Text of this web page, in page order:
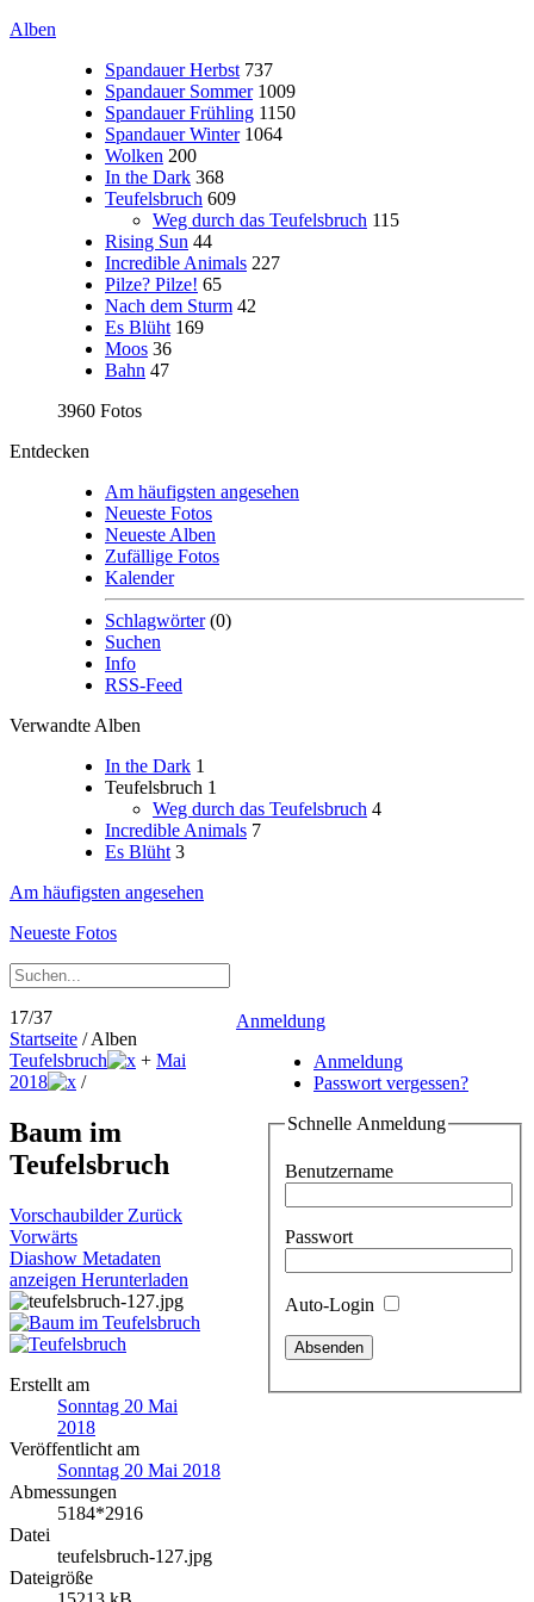
Alben
Spandauer Herbst 737
Spandauer Sommer 1009
Spandauer Frühling 1150
Spandauer Winter 1064
Wolken 200
In the Dark 368
Teufelsbruch 609
Weg durch das Teufelsbruch 115
Rising Sun 44
Incredible Animals 227
Pilze? Pilze! 65
Nach dem Sturm 42
Es Blüht 169
Moos 36
Bahn 47
3960 Fotos
Entdecken
Am häufigsten angesehen
Neueste Fotos
Neueste Alben
Zufällige Fotos
Kalender
Schlagwörter(0)
Suchen
Info
RSS-Feed
Verwandte Alben
In the Dark 1
Teufelsbruch 1
Weg durch das Teufelsbruch 4
Incredible Animals 7
Es Blüht 3
Am häufigsten angesehen
Neueste Fotos
Anmeldung
Anmeldung
Passwort vergessen?
Schnelle Anmeldung
Benutzername
Passwort
Auto-Login
17/37
Startseite / Alben
Teufelsbruch
+ Mai
2018
/
Baum im
Teufelsbruch
Vorschaubilder Zurück
Vorwärts
Diashow Metadaten
anzeigen Herunterladen
Erstellt am
Sonntag 20 Mai
2018
Veröffentlicht am
Sonntag 20 Mai 2018
Abmessungen
5184*2916
Datei
teufelsbruch-127.jpg
Dateigröße